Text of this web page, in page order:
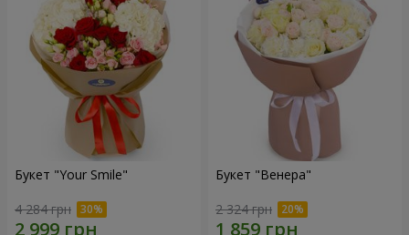
Букет "Your Smile"
4 284 грн
Букет "Венера"
2 324 грн